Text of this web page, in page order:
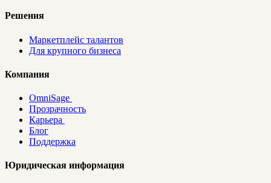
Решения
Маркетплейс талантов
Для крупного бизнеса
Компания
OmniSage
Прозрачность
Карьера
Блог
Поддержка
Юридическая информация